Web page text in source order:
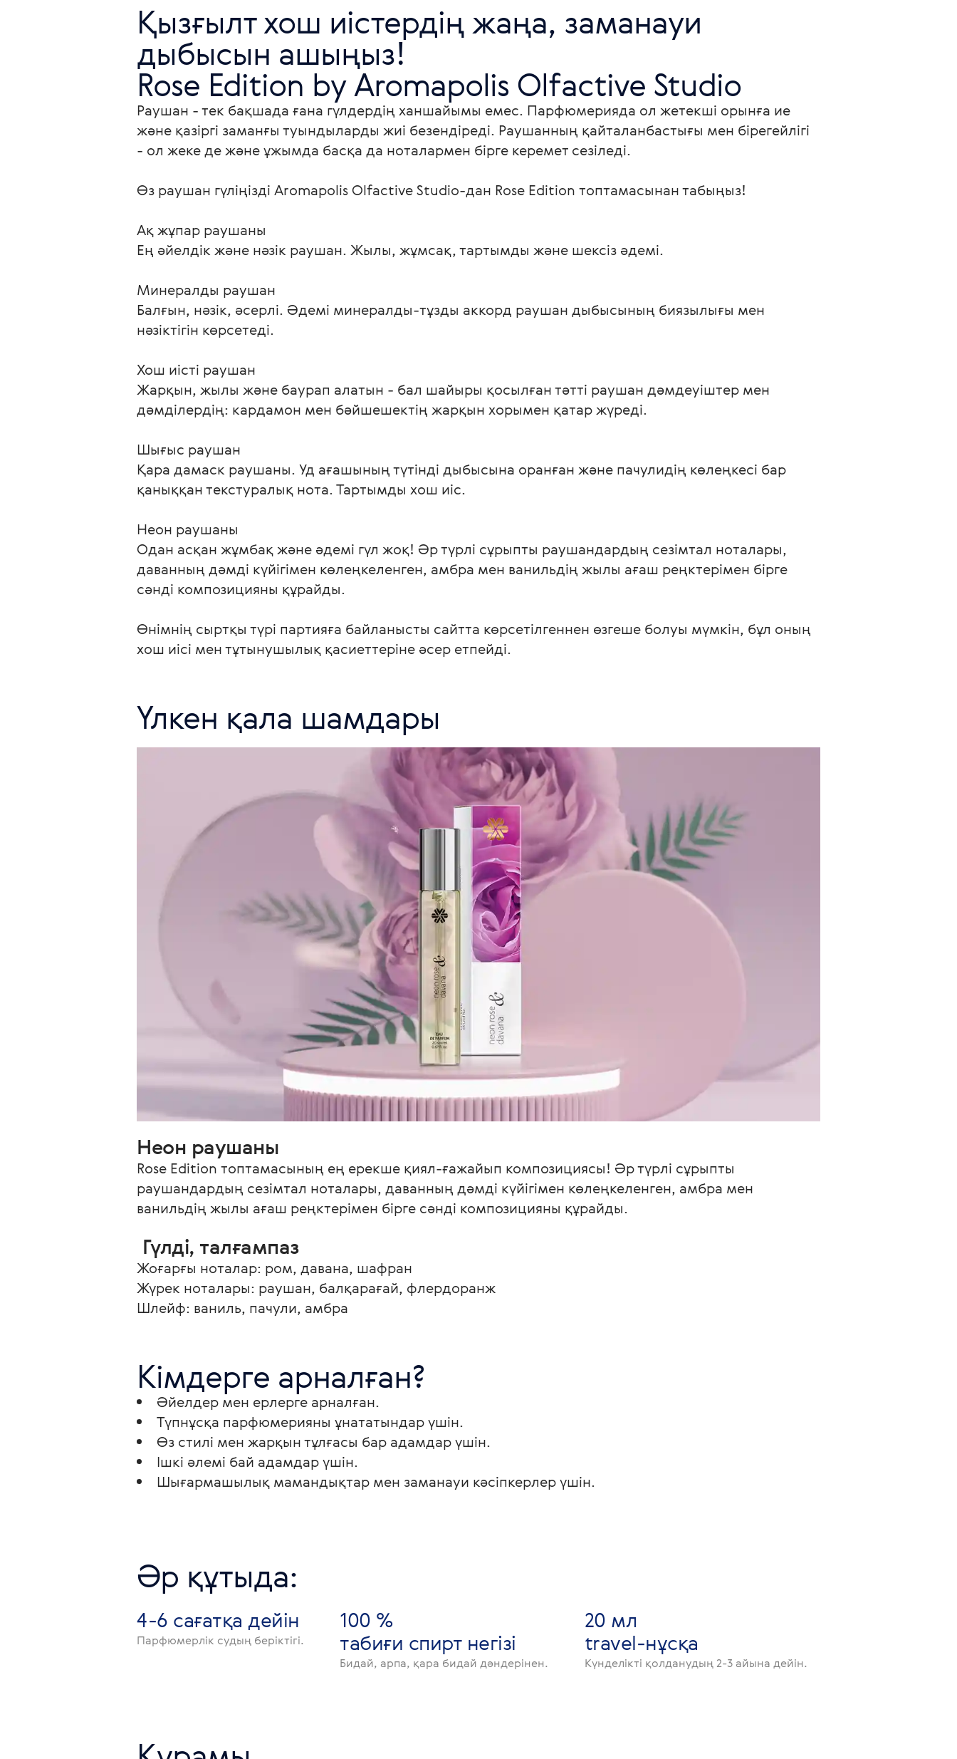
Қызғылт хош иістердің жаңа, заманауи
дыбысын ашыңыз!
Rose Edition by Aromapolis Olfactive Studio
Раушан - тек бақшада ғана гүлдердің ханшайымы емес. Парфюмерияда ол жетекші орынға ие
және қазіргі заманғы туындыларды жиі безендіреді. Раушанның қайталанбастығы мен бірегейлігі
- ол жеке де және ұжымда басқа да ноталармен бірге керемет сезіледі.
Өз раушан гүліңізді Aromapolis Olfactive Studio-дан Rose Еdition топтамасынан табыңыз!
Ақ жұпар раушаны
Ең әйелдік және нәзік раушан. Жылы, жұмсақ, тартымды және шексіз әдемі.
Минералды раушан
Балғын, нәзік, әсерлі. Әдемі минералды-тұзды аккорд раушан дыбысының биязылығы мен
нәзіктігін көрсетеді.
Хош иісті раушан
Жарқын, жылы және баурап алатын - бал шайыры қосылған тәтті раушан дәмдеуіштер мен
дәмділердің: кардамон мен бәйшешектің жарқын хорымен қатар жүреді.
Шығыс раушан
Қара дамаск раушаны. Уд ағашының түтінді дыбысына оранған және пачулидің көлеңкесі бар
қаныққан текстуралық нота. Тартымды хош иіс.
Неон раушаны
Одан асқан жұмбақ және әдемі гүл жоқ! Әр түрлі сұрыпты раушандардың сезімтал ноталары,
даванның дәмді күйігімен көлеңкеленген, амбра мен ванильдің жылы ағаш реңктерімен бірге
сәнді композицияны құрайды.
Өнімнің сыртқы түрі партияға байланысты сайтта көрсетілгеннен өзгеше болуы мүмкін, бұл оның
хош иісі мен тұтынушылық қасиеттеріне әсер етпейді.
Үлкен қала шамдары
Неон раушаны
Rose Еdition топтамасының ең ерекше қиял-ғажайып композициясы! Әр түрлі сұрыпты
раушандардың сезімтал ноталары, даванның дәмді күйігімен көлеңкеленген, амбра мен
ванильдің жылы ағаш реңктерімен бірге сәнді композицияны құрайды.
Гүлді, талғампаз
Жоғарғы ноталар: ром, давана, шафран
Жүрек ноталары: раушан, балқарағай, флердоранж
Шлейф: ваниль, пачули, амбра
Кімдерге арналған?
Әйелдер мен ерлерге арналған.
Түпнұсқа парфюмерияны ұнататындар үшін.
Өз стилі мен жарқын тұлғасы бар адамдар үшін.
Ішкі әлемі бай адамдар үшін.
Шығармашылық мамандықтар мен заманауи кәсіпкерлер үшін.
Әр құтыда:
4-6 сағатқа дейін
Парфюмерлік судың беріктігі.
100 %
табиғи спирт негізі
Бидай, арпа, қара бидай дәндерінен.
20 мл
travel-нұсқа
Күнделікті қолданудың 2-3 айына дейін.